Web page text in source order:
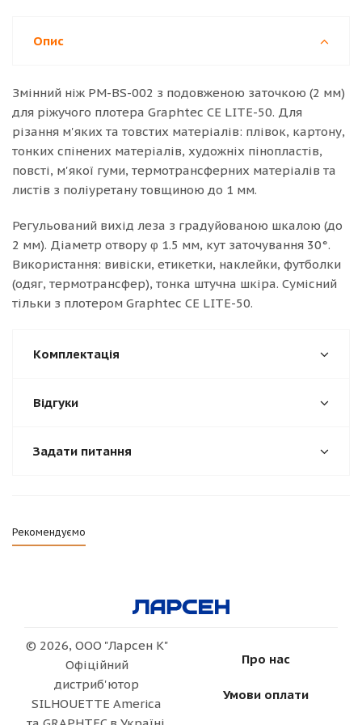
Опис
Змінний ніж PM-BS-002 з подовженою заточкою (2 мм)
для ріжучого плотера Graphtec CE LITE-50. Для
різання м'яких та товстих матеріалів: плівок, картону,
тонких спінених матеріалів, художніх пінопластів,
повсті, м'якої гуми, термотрансферних матеріалів та
листів з поліуретану товщиною до 1 мм.
Регульований вихід леза з градуйованою шкалою (до
2 мм). Діаметр отвору φ 1.5 мм, кут заточування 30°.
Використання: вивіски, етикетки, наклейки, футболки
(одяг, термотрансфер), тонка штучна шкіра. Сумісний
тільки з плотером Graphtec CE LITE-50.
Комплектація
Відгуки
Задати питання
Рекомендуємо
© 2026, ООО "Ларсен К"
Офіційний
дистриб'ютор
SILHOUETTE America
Про нас
Умови оплати